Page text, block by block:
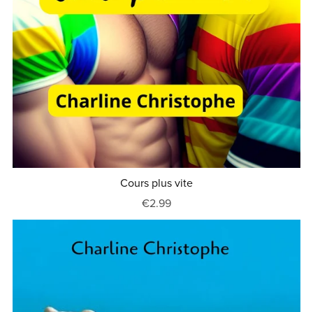
Cours plus vite
€2.99